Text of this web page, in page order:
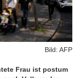
Bild: AFP
Frau ist postum